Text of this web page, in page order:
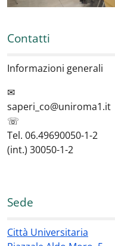
Contatti
Informazioni generali
✉
saperi_co@uniroma1.it
☏
Tel. 06.49690050-1-2
(int.) 30050-1-2
Sede
Città Universitaria